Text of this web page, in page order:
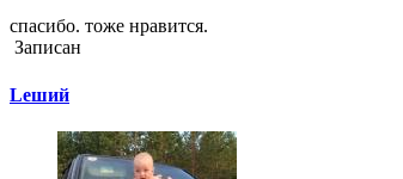
спасибо. тоже нравится.
Записан
Lеший